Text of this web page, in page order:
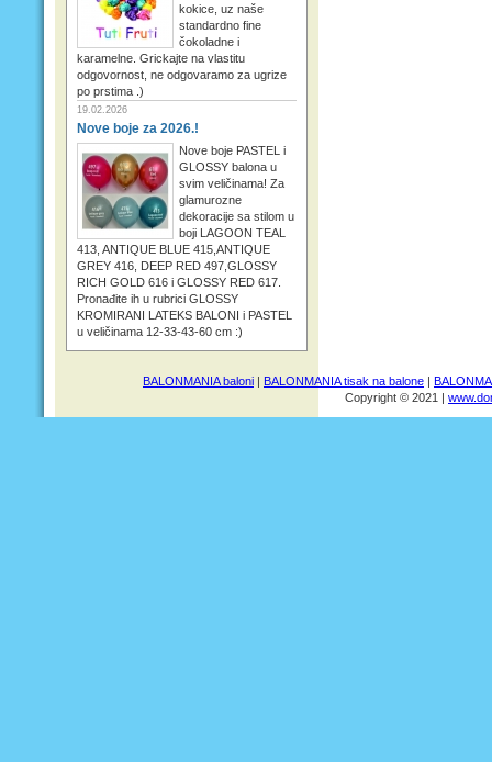
kokice, uz naše
standardno fine
čokoladne i
karamelne. Grickajte na vlastitu
odgovornost, ne odgovaramo za ugrize
po prstima .)
19.02.2026
Nove boje za 2026.!
Nove boje PASTEL i
GLOSSY balona u
svim veličinama! Za
glamurozne
dekoracije sa stilom u
boji LAGOON TEAL
413, ANTIQUE BLUE 415,ANTIQUE
GREY 416, DEEP RED 497,GLOSSY
RICH GOLD 616 i GLOSSY RED 617.
Pronađite ih u rubrici GLOSSY
KROMIRANI LATEKS BALONI i PASTEL
u veličinama 12-33-43-60 cm :)
BALONMANIA baloni | BALONMANIA tisak na balone |
Copyright © 2021 |